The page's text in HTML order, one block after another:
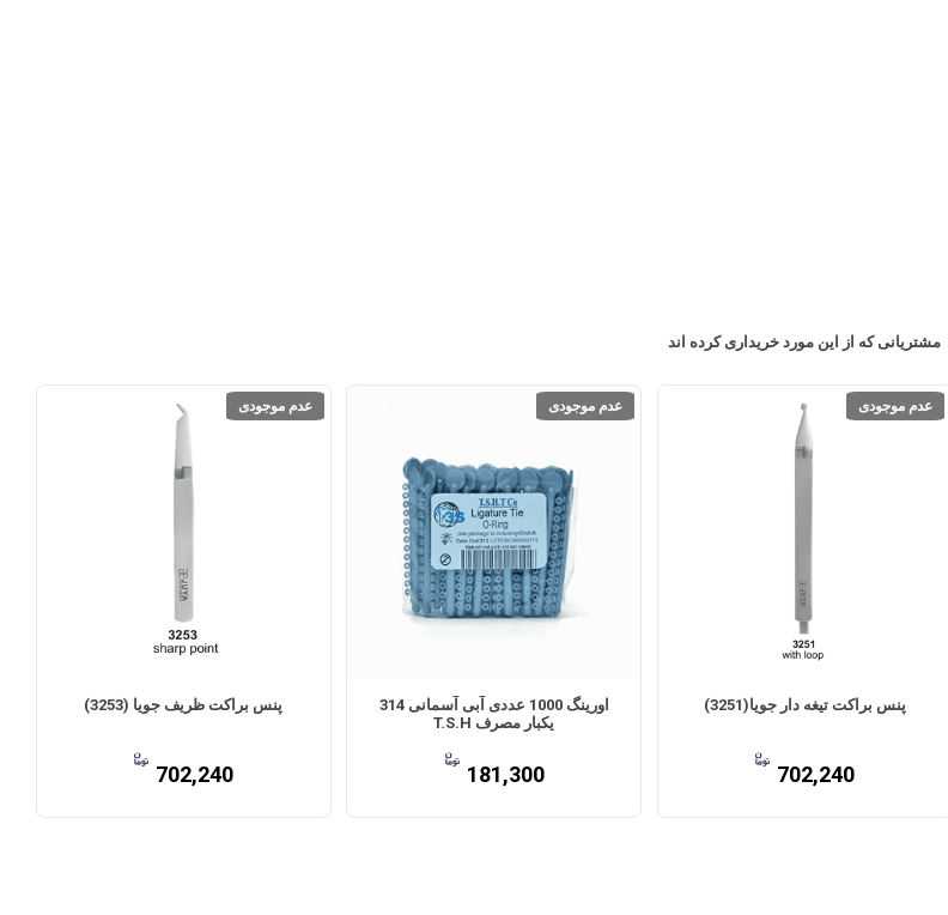
مشتریانی که از این مورد خریداری کرده اند
عدم موجودی
پنس براکت تیغه دار جویا(3251)
702,240
عدم موجودی
اورینگ 1000 عددی آبی آسمانی 314
یکبار مصرف T.S.H
181,300
عدم موجودی
پنس براکت ظریف جویا (3253)
702,240